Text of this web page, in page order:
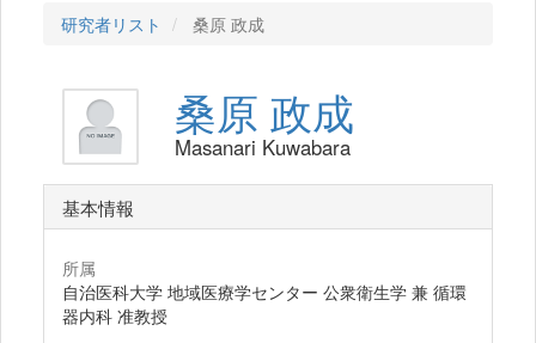
研究者リスト 桑原 政成
桑原 政成
Masanari Kuwabara
基本情報
所属
自治医科大学 地域医療学センター 公衆衛生学 兼 循環
器内科 准教授